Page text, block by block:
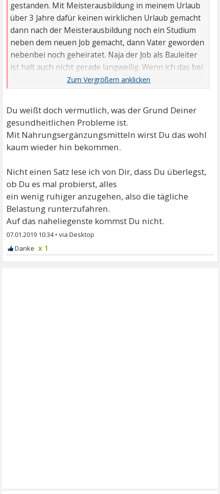
gestanden. Mit Meisterausbildung in meinem Urlaub
über 3 Jahre dafür keinen wirklichen Urlaub gemacht
dann nach der Meisterausbildung noch ein Studium
neben dem neuen Job gemacht, dann Vater geworden
nebenbei noch geheiratet. Naja der Job als Bauleiter
ist halt auch nicht gerade langweilig. Wenn ich das bei
einem anderen lesen würde könnte ich es total
nachvollziehen das jemand erschöpft ist.
Du weißt doch vermutlich, was der Grund Deiner
gesundheitlichen Probleme ist.
Mit Nahrungsergänzungsmitteln wirst Du das wohl
kaum wieder hin bekommen.
Nicht einen Satz lese ich von Dir, dass Du überlegst,
ob Du es mal probierst, alles
ein wenig ruhiger anzugehen, also die tägliche
Belastung runterzufahren.
Auf das naheliegenste kommst Du nicht.
07.01.2019 10:34•
x 1